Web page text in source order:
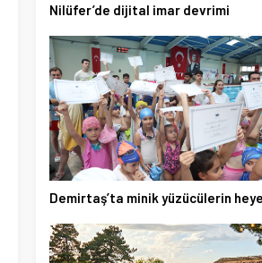
Nilüfer’de dijital imar devrimi
Demirtaş’ta minik yüzücülerin